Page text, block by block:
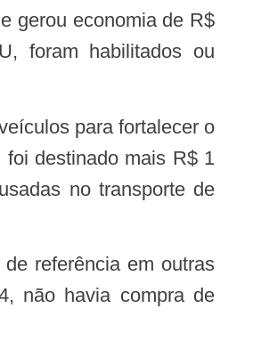
foram habilitados ou
para fortalecer o
destinado mais R$ 1
no transporte de
não havia compra de